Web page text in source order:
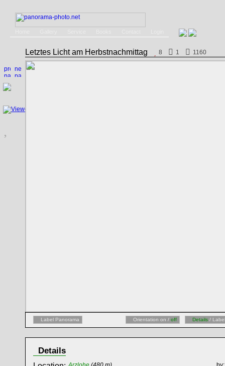
Letztes Licht am Herbstnachmittag 8 1 1160
Label Panorama Orientation on / off Details /
Details